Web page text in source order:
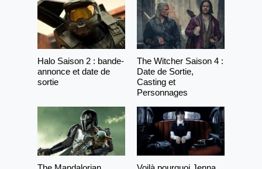
Halo Saison 2 : bande-
annonce et date de
sortie
The Witcher Saison 4 :
Date de Sortie,
Casting et
Personnages